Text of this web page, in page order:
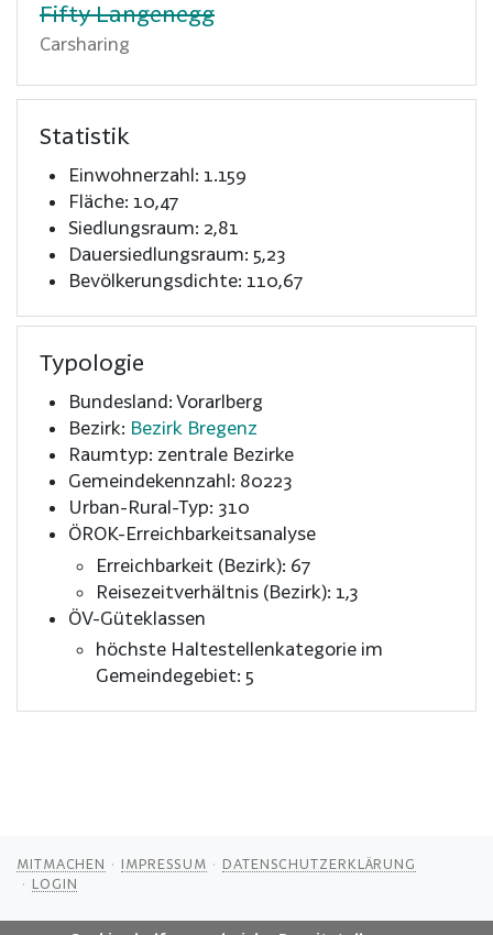
Fifty Langenegg
Carsharing
Statistik
Einwohnerzahl: 1.159
Fläche: 10,47
Siedlungsraum: 2,81
Dauersiedlungsraum: 5,23
Bevölkerungsdichte: 110,67
Typologie
Bundesland: Vorarlberg
Bezirk: Bezirk Bregenz
Raumtyp: zentrale Bezirke
Gemeindekennzahl: 80223
Urban-Rural-Typ: 310
ÖROK-Erreichbarkeitsanalyse
Erreichbarkeit (Bezirk): 67
Reisezeitverhältnis (Bezirk): 1,3
ÖV-Güteklassen
höchste Haltestellenkategorie im
Gemeindegebiet: 5
MITMACHEN IMPRESSUM
DATENSCHUTZERKLÄRUNG
LOGIN